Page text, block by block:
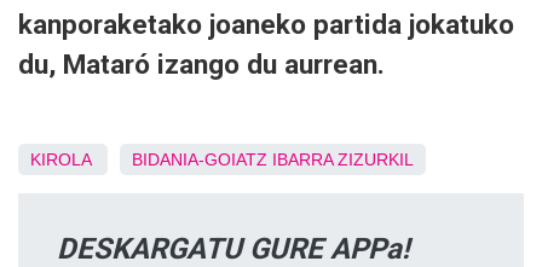
kanporaketako joaneko partida jokatuko
du, Mataró izango du aurrean.
KIROLA BIDANIA-GOIATZ IBARRA ZIZURKIL
DESKARGATU GURE APPa!